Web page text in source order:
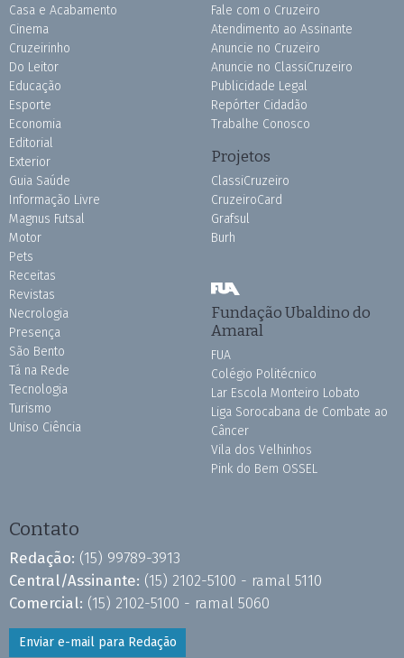
Casa e Acabamento
Cinema
Cruzeirinho
Do Leitor
Educação
Esporte
Economia
Editorial
Exterior
Guia Saúde
Informação Livre
Magnus Futsal
Motor
Pets
Receitas
Revistas
Necrologia
Presença
São Bento
Tá na Rede
Tecnologia
Turismo
Uniso Ciência
Fale com o Cruzeiro
Atendimento ao Assinante
Anuncie no Cruzeiro
Anuncie no ClassiCruzeiro
Publicidade Legal
Repórter Cidadão
Trabalhe Conosco
Projetos
ClassiCruzeiro
CruzeiroCard
Grafsul
Burh
Fundação Ubaldino do
Amaral
FUA
Colégio Politécnico
Lar Escola Monteiro Lobato
Liga Sorocabana de Combate ao
Câncer
Vila dos Velhinhos
Pink do Bem OSSEL
Contato
Redação: (15) 99789-3913
Central/Assinante: (15) 2102-5100 - ramal 5110
Comercial: (15) 2102-5100 - ramal 5060
Enviar e-mail para Redação